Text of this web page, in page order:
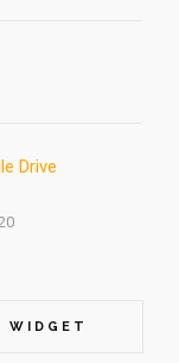
Drive
WIDGET